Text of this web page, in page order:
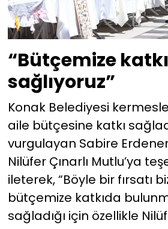
“Bütçemize katkı
sağlıyoruz”
Konak Belediyesi
aile bütçesine katkı
vurgulayan Sabire
Nilüfer Çınarlı Mutlu’ya
ileterek, “Böyle bir fırsatı
bütçemize katkıda
sağladığı için özellikle